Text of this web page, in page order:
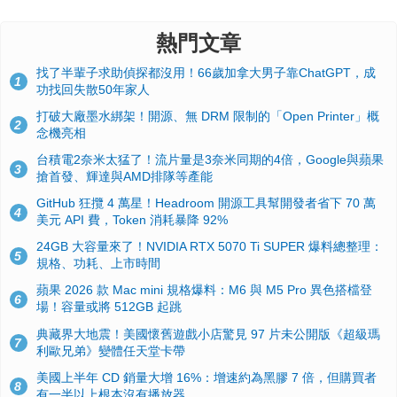
熱門文章
1
找了半輩子求助偵探都沒用！66歲加拿大男子靠ChatGPT，成
功找回失散50年家人
2
打破大廠墨水綁架！開源、無 DRM 限制的「Open Printer」概
念機亮相
3
台積電2奈米太猛了！流片量是3奈米同期的4倍，Google與蘋果
搶首發、輝達與AMD排隊等產能
4
GitHub 狂攬 4 萬星！Headroom 開源工具幫開發者省下 70 萬
美元 API 費，Token 消耗暴降 92%
5
24GB 大容量來了！NVIDIA RTX 5070 Ti SUPER 爆料總整理：
規格、功耗、上市時間
6
蘋果 2026 款 Mac mini 規格爆料：M6 與 M5 Pro 異色搭檔登
場！容量或將 512GB 起跳
7
典藏界大地震！美國懷舊遊戲小店驚見 97 片未公開版《超級瑪
利歐兄弟》變體任天堂卡帶
8
美國上半年 CD 銷量大增 16%：增速約為黑膠 7 倍，但購買者